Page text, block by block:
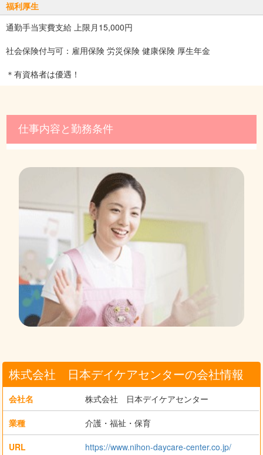
福利厚生
通勤手当実費支給 上限月15,000円
社会保険付与可：雇用保険 労災保険 健康保険 厚生年金
＊有資格者は優遇！
仕事内容と勤務条件
株式会社 日本デイケアセンターの会社情報
会社名 株式会社 日本デイケアセンター
業種 介護・福祉・保育
URL https://www.nihon-daycare-center.co.jp/